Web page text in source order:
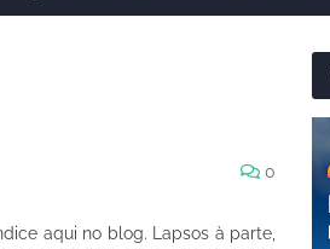
0
aqui no blog. Lapsos à parte,